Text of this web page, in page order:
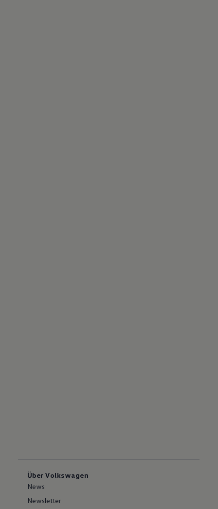
Über Volkswagen
News
Newsletter